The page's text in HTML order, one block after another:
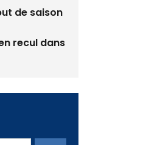
recul dans